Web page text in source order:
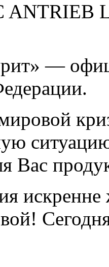
—
Вас
искренне